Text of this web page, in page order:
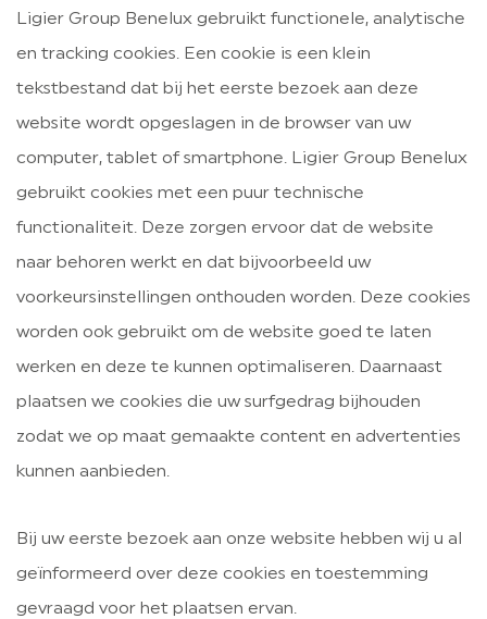
Ligier Group Benelux gebruikt functionele, analytische
en tracking cookies. Een cookie is een klein
tekstbestand dat bij het eerste bezoek aan deze
website wordt opgeslagen in de browser van uw
computer, tablet of smartphone. Ligier Group Benelux
gebruikt cookies met een puur technische
functionaliteit. Deze zorgen ervoor dat de website
naar behoren werkt en dat bijvoorbeeld uw
voorkeursinstellingen onthouden worden. Deze cookies
worden ook gebruikt om de website goed te laten
werken en deze te kunnen optimaliseren. Daarnaast
plaatsen we cookies die uw surfgedrag bijhouden
zodat we op maat gemaakte content en advertenties
kunnen aanbieden.
Bij uw eerste bezoek aan onze website hebben wij u al
geïnformeerd over deze cookies en toestemming
gevraagd voor het plaatsen ervan.